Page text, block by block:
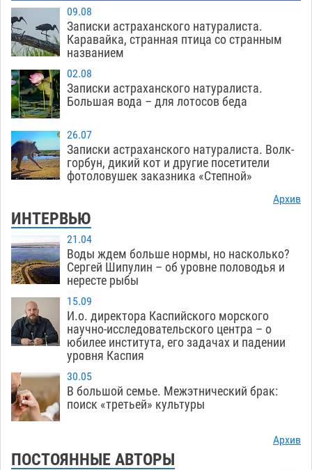
09.08
Записки астраханского натуралиста.
Каравайка, странная птица со странным
названием
02.08
Записки астраханского натуралиста.
Большая вода – для лотосов беда
26.07
Записки астраханского натуралиста. Волк-
горбун, дикий кот и другие посетители
фотоловушек заказника «Степной»
Архив
ИНТЕРВЬЮ
21.04
Воды ждем больше нормы, но насколько?
Сергей Шипулин – об уровне половодья и
нересте рыбы
15.09
И.о. директора Каспийского морского
научно-исследовательского центра – о
юбилее института, его задачах и падении
уровня Каспия
30.05
В большой семье. Межэтнический брак:
поиск «третьей» культуры
Архив
ПОСТОЯННЫЕ АВТОРЫ